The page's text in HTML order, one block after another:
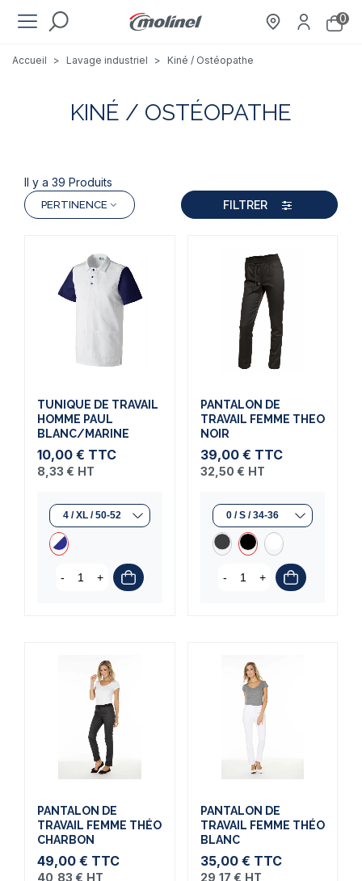
0
Accueil > Lavage industriel > Kiné / Ostéopathe
KINÉ / OSTÉOPATHE
Il y a 39 Produits
PERTINENCE FILTRER
TUNIQUE DE TRAVAIL
HOMME PAUL
BLANC/MARINE
10,00 € TTC
8,33 € HT
- +
PANTALON DE
TRAVAIL FEMME THEO
NOIR
39,00 € TTC
32,50 € HT
- +
PANTALON DE
TRAVAIL FEMME THÉO
CHARBON
49,00 € TTC
40,83 € HT
PANTALON DE
TRAVAIL FEMME THÉO
BLANC
35,00 € TTC
29,17 € HT